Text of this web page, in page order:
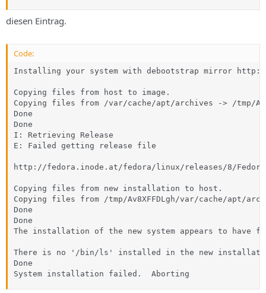
diesen Eintrag.
Code:
Installing your system with debootstrap mirror
Copying files from host to image.
Copying files from /var/cache/apt/archives -> /tmp/
Done
Done
I: Retrieving Release
E: Failed getting release file
http://fedora.inode.at/fedora/linux/releases/8/
Copying files from new installation to host.
Copying files from /tmp/Av8XFFDLgh/var/cache/apt/
Done
Done
The installation of the new system appears to have
There is no '/bin/ls' installed in the new
Done
System installation failed.  Aborting